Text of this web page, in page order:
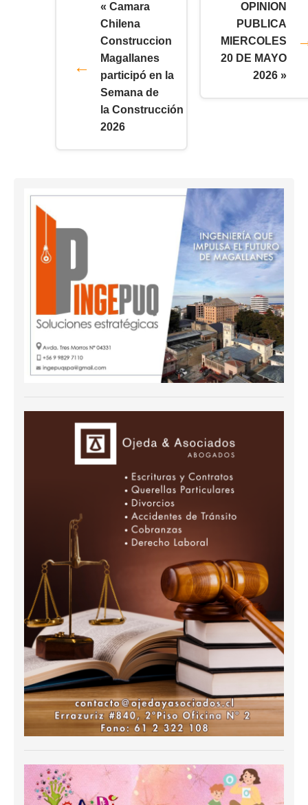
« Camara
Chilena
Construccion
Magallanes
participó en la
Semana de
la Construcción
2026
OPINION
PUBLICA
MIERCOLES
20 DE MAYO
2026 »